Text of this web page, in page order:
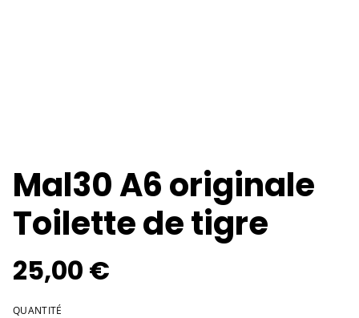
Mal30 A6 originale
Toilette de tigre
25,00 €
QUANTITÉ